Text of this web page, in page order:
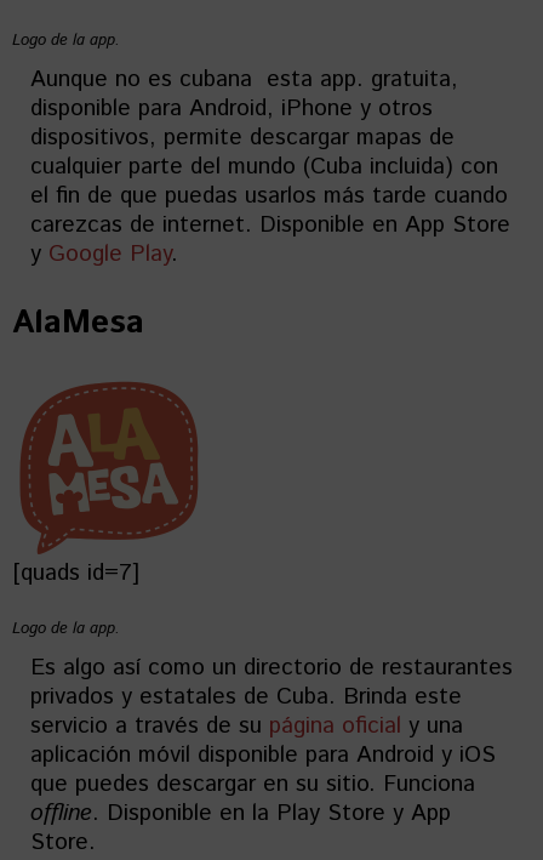
Logo de la app.
Aunque no es cubana esta app. gratuita,
disponible para Android, iPhone y otros
dispositivos, permite descargar mapas de
cualquier parte del mundo (Cuba incluida) con
el fin de que puedas usarlos más tarde cuando
carezcas de internet. Disponible en App Store
y Google Play.
AlaMesa
[quads id=7]
Logo de la app.
Es algo así como un directorio de restaurantes
privados y estatales de Cuba. Brinda este
servicio a través de su página oficial y una
aplicación móvil disponible para Android y iOS
que puedes descargar en su sitio. Funciona
offline. Disponible en la Play Store y App
Store.